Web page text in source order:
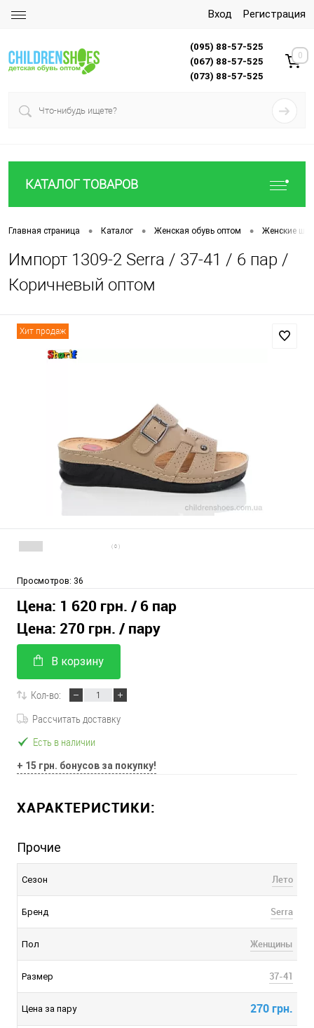
Вход Регистрация
(095) 88-57-525
(067) 88-57-525
(073) 88-57-525
0
КАТАЛОГ ТОВАРОВ
Главная страница • Каталог • Женская обувь оптом • Женские
Импорт 1309-2 Serra / 37-41 / 6 пар /
Коричневый оптом
Хит продаж
( 0 )
Просмотров: 36
Цена: 1 620 грн. / 6 пар
Цена: 270 грн. / пару
В корзину
Кол-во:
Рассчитать доставку
Есть в наличии
+ 15 грн. бонусов за покупку!
ХАРАКТЕРИСТИКИ:
Прочие
Сезон Лето
Бренд Serra
Пол Женщины
Размер 37-41
Цена за пару 270 грн.